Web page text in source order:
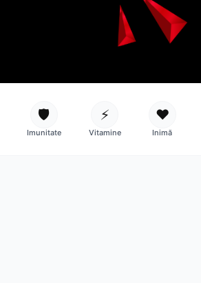
🛡️
Imunitate
⚡
Vitamine
❤️
Inimă